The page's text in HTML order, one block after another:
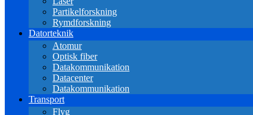
Partikelforskning
Rymdforskning
Datorteknik
Atomur
Optisk fiber
Datakommunikation
Datacenter
Datakommunikation
Transport
Flyg